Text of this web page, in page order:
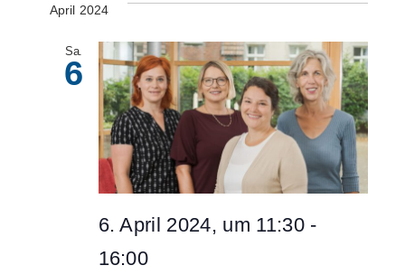
April 2024
Sa.
6
6. April 2024, um 11:30 -
16:00